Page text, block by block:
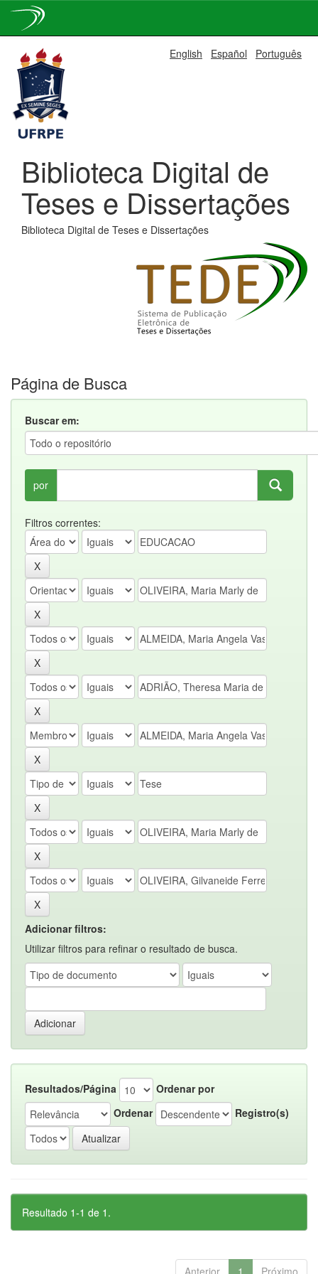
navigation
English Español Português
Biblioteca Digital de
Teses e Dissertações
Biblioteca Digital de Teses e Dissertações
Página de Busca
Buscar em:
por
Filtros correntes:
Adicionar filtros:
Utilizar filtros para refinar o resultado de busca.
Resultados/Página
Ordenar por
Ordenar
Registro(s)
Resultado 1-1 de 1.
Anterior 1 Próximo